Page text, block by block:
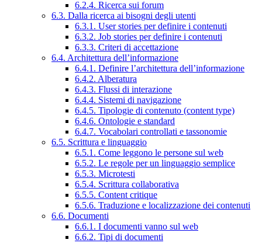
6.2.4. Ricerca sui forum
6.3. Dalla ricerca ai bisogni degli utenti
6.3.1. User stories per definire i contenuti
6.3.2. Job stories per definire i contenuti
6.3.3. Criteri di accettazione
6.4. Architettura dell’informazione
6.4.1. Definire l’architettura dell’informazione
6.4.2. Alberatura
6.4.3. Flussi di interazione
6.4.4. Sistemi di navigazione
6.4.5. Tipologie di contenuto (content type)
6.4.6. Ontologie e standard
6.4.7. Vocabolari controllati e tassonomie
6.5. Scrittura e linguaggio
6.5.1. Come leggono le persone sul web
6.5.2. Le regole per un linguaggio semplice
6.5.3. Microtesti
6.5.4. Scrittura collaborativa
6.5.5. Content critique
6.5.6. Traduzione e localizzazione dei contenuti
6.6. Documenti
6.6.1. I documenti vanno sul web
6.6.2. Tipi di documenti